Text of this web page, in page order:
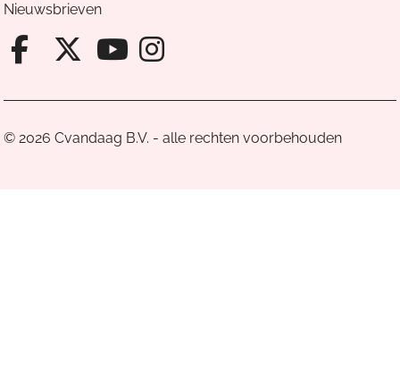
Nieuwsbrieven
Facebook van Cvandaag
X van Cvandaag
Instagram van
© 2026 Cvandaag B.V. - alle rechten voorbehouden